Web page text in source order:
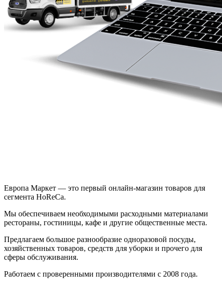
Европа Маркет — это первый онлайн-магазин товаров для
сегмента HoReCa.
Мы обеспечиваем необходимыми расходными материалами
рестораны, гостиницы, кафе и другие общественные места.
Предлагаем большое разнообразие одноразовой посуды,
хозяйственных товаров, средств для уборки и прочего для
сферы обслуживания.
Работаем с проверенными производителями с 2008 года.